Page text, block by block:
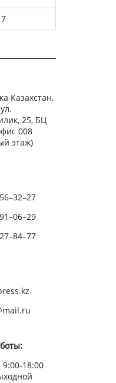
Казахстан,
25, БЦ
008
этаж)
18:00